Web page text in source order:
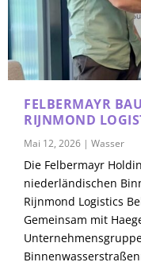
FELBERMAYR
RIJNMOND
Mai 12, 2026 |Wasser
Die Felbermayr
niederländischen
Rijnmond Logistics
Gemeinsam mit